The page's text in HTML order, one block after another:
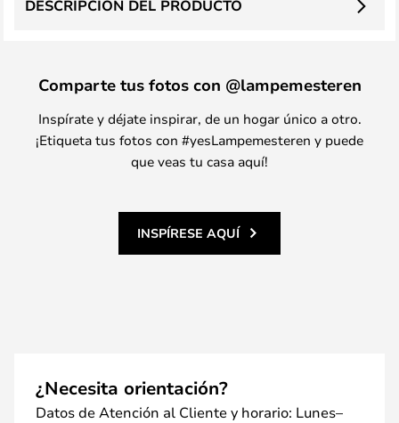
DESCRIPCIÓN DEL PRODUCTO
Comparte tus fotos con @lampemesteren
Inspírate y déjate inspirar, de un hogar único a otro.
¡Etiqueta tus fotos con #yesLampemesteren y puede
que veas tu casa aquí!
INSPÍRESE AQUÍ
¿Necesita orientación?
Datos de Atención al Cliente y horario: Lunes–